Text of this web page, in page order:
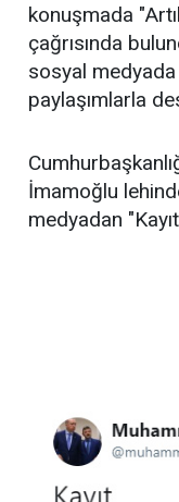
konuşmada
çağrısında
sosyal
paylaşımlarla
İmamoğlu
medyadan